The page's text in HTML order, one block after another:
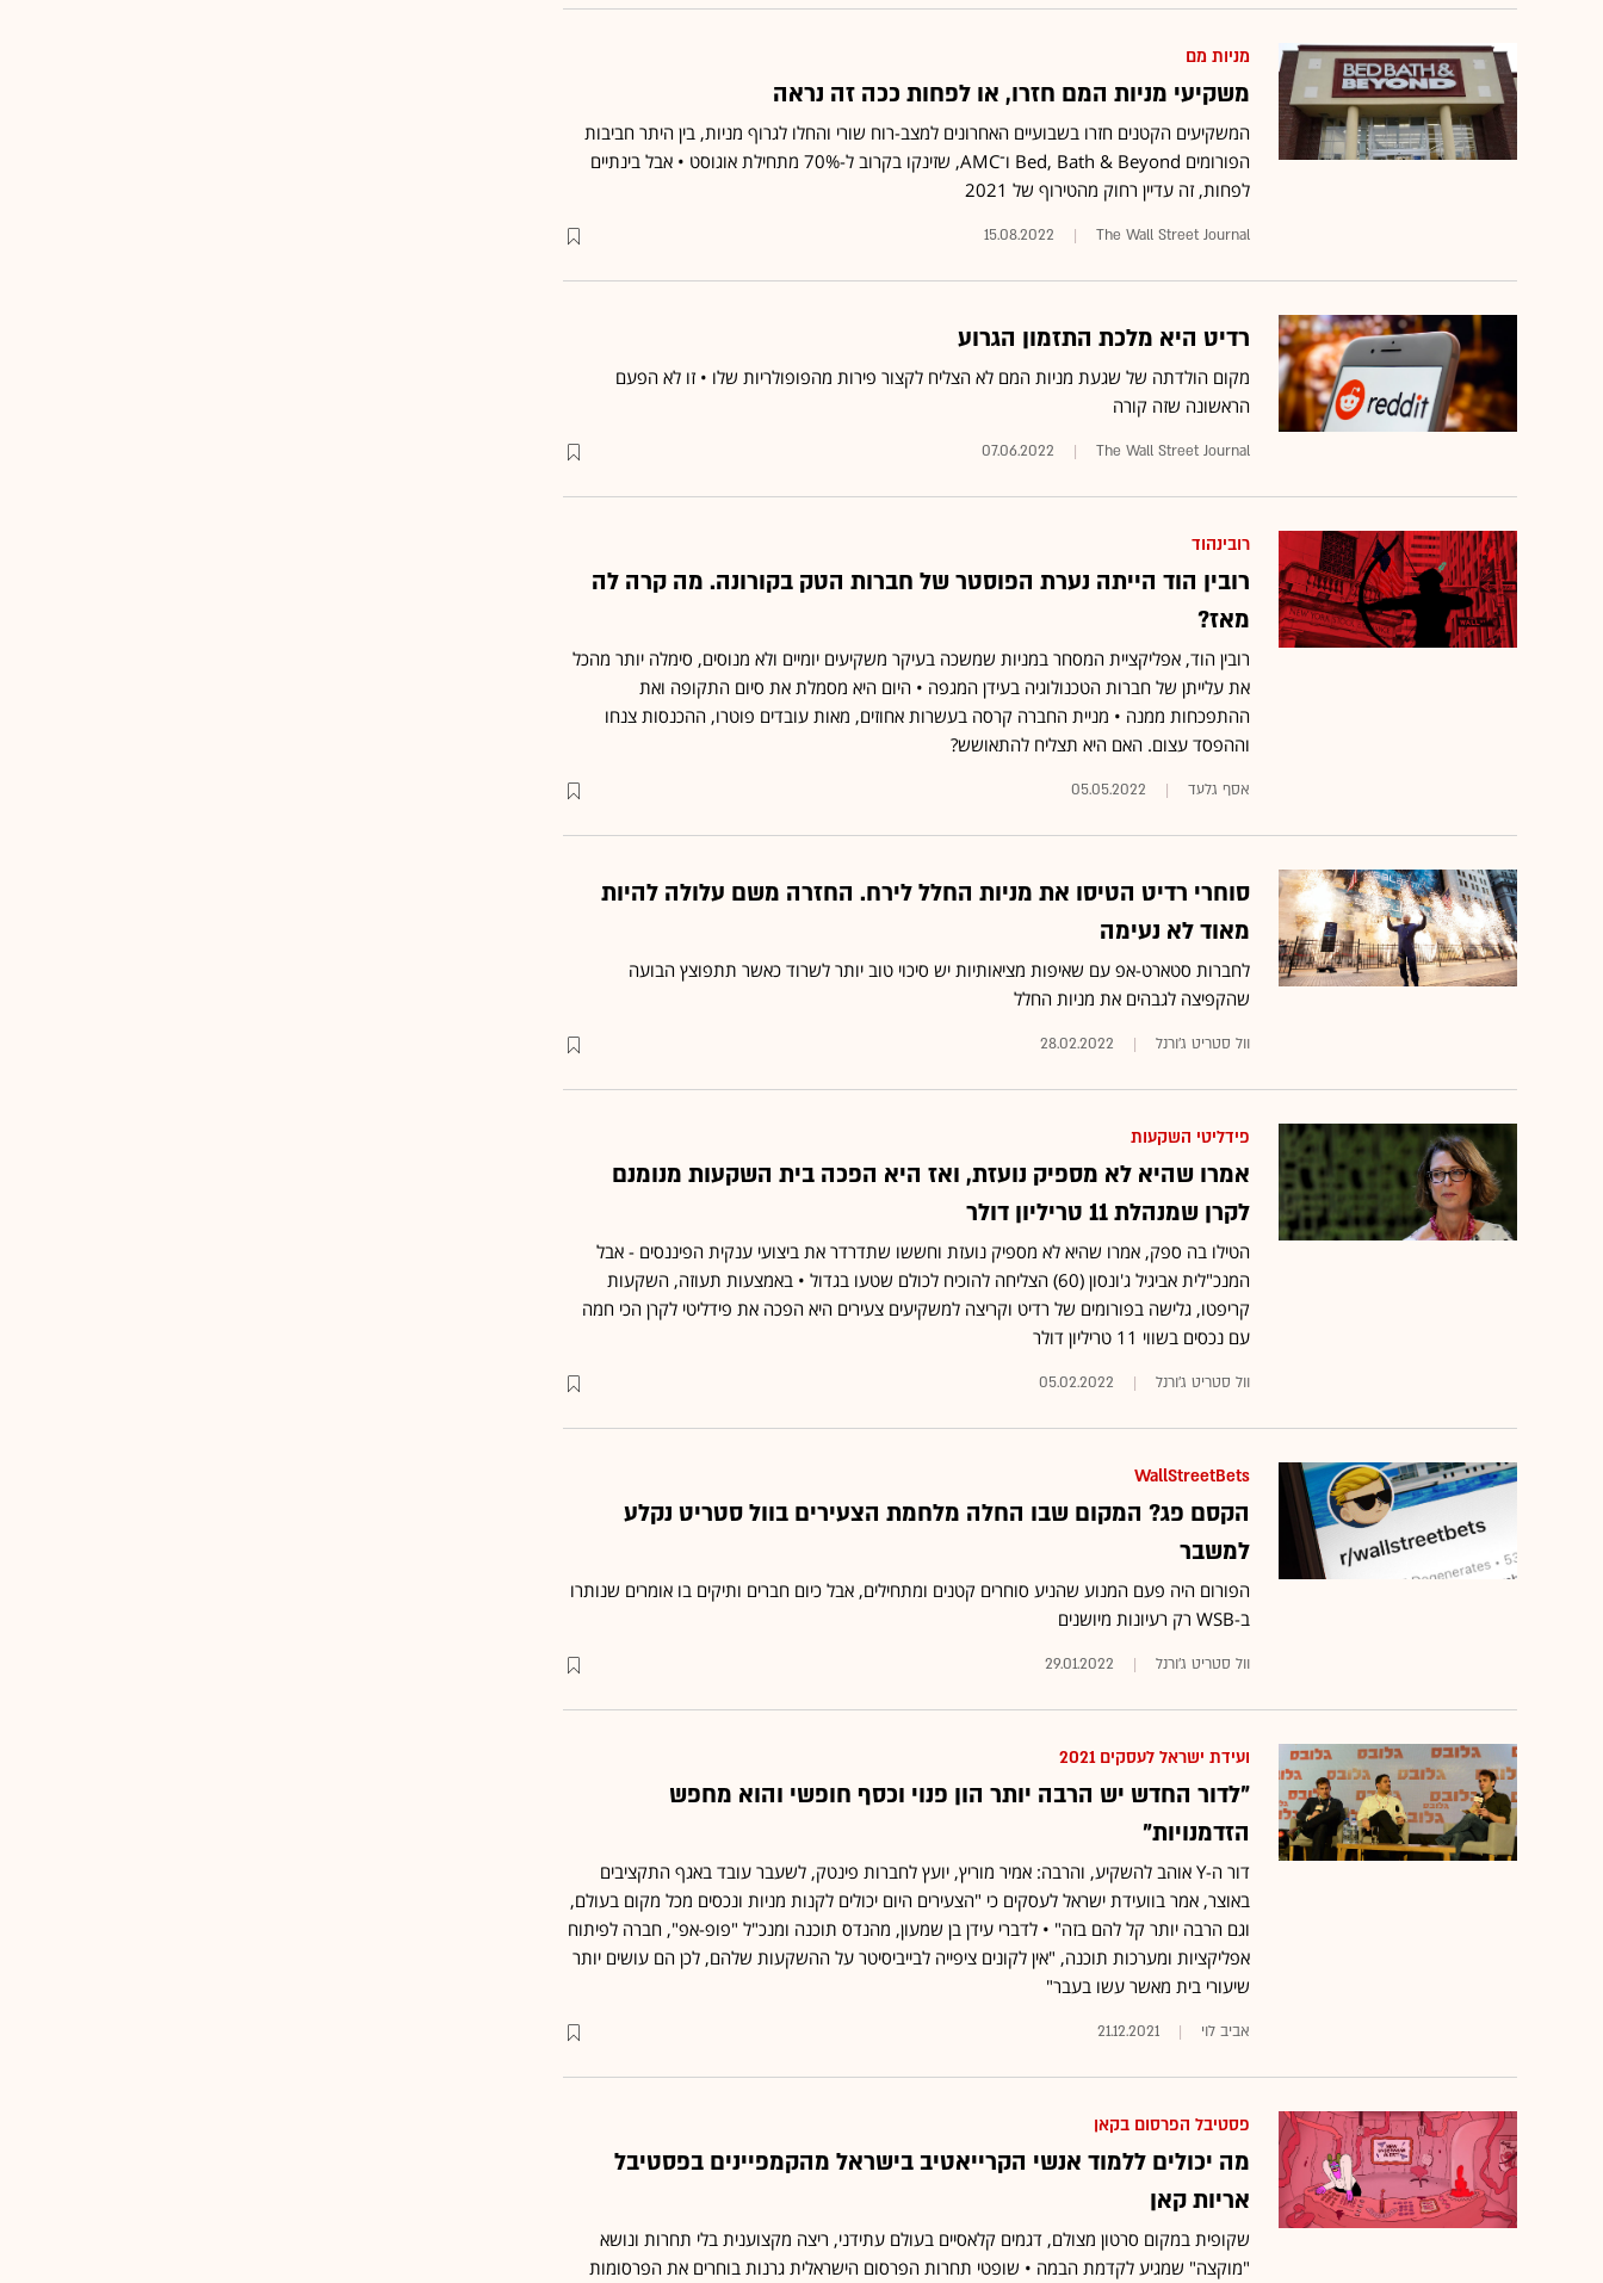
מניות מם
משקיעי מניות המם חזרו, או לפחות ככה זה נראה
המשקיעים הקטנים חזרו בשבועיים האחרונים למצב-רוח שורי והחלו לגרוף מניות, בין היתר חביבות
הפורומים Bed, Bath & Beyond ו־AMC, שזינקו בקרוב ל-70% מתחילת אוגוסט • אבל בינתיים
לפחות, זה עדיין רחוק מהטירוף של 2021
The Wall Street Journal
15.08.2022
רדיט היא מלכת התזמון הגרוע
מקום הולדתה של שגעת מניות המם לא הצליח לקצור פירות מהפופולריות שלו • זו לא הפעם
הראשונה שזה קורה
The Wall Street Journal
07.06.2022
רובינהוד
רובין הוד הייתה נערת הפוסטר של חברות הטק בקורונה. מה קרה לה
מאז?
רובין הוד, אפליקציית המסחר במניות שמשכה בעיקר משקיעים יומיים ולא מנוסים, סימלה יותר מהכל
את עלייתן של חברות הטכנולוגיה בעידן המגפה • היום היא מסמלת את סיום התקופה ואת
ההתפכחות ממנה • מניית החברה קרסה בעשרות אחוזים, מאות עובדים פוטרו, ההכנסות צנחו
וההפסד עצום. האם היא תצליח להתאושש?
אסף גלעד 05.05.2022
סוחרי רדיט הטיסו את מניות החלל לירח. החזרה משם עלולה להיות
מאוד לא נעימה
לחברות סטארט-אפ עם שאיפות מציאותיות יש סיכוי טוב יותר לשרוד כאשר תתפוצץ הבועה
שהקפיצה לגבהים את מניות החלל
וול סטריט ג'ורנל 28.02.2022
פידליטי השקעות
אמרו שהיא לא מספיק נועזת, ואז היא הפכה בית השקעות מנומנם
לקרן שמנהלת 11 טריליון דולר
הטילו בה ספק, אמרו שהיא לא מספיק נועזת וחששו שתדרדר את ביצועי ענקית הפיננסים - אבל
המנכ"לית אביגיל ג'ונסון (60) הצליחה להוכיח לכולם שטעו בגדול • באמצעות תעוזה, השקעות
קריפטו, גלישה בפורומים של רדיט וקריצה למשקיעים צעירים היא הפכה את פידליטי לקרן הכי חמה
עם נכסים בשווי 11 טריליון דולר
וול סטריט ג'ורנל 05.02.2022
WallStreetBets
הקסם פג? המקום שבו החלה מלחמת הצעירים בוול סטריט נקלע
למשבר
הפורום היה פעם המנוע שהניע סוחרים קטנים ומתחילים, אבל כיום חברים ותיקים בו אומרים שנותרו
ב-WSB רק רעיונות מיושנים
וול סטריט ג'ורנל 29.01.2022
ועידת ישראל לעסקים 2021
"לדור החדש יש הרבה יותר הון פנוי וכסף חופשי והוא מחפש
הזדמנויות"
דור ה-Y אוהב להשקיע, והרבה: אמיר מוריץ, יועץ לחברות פינטק, לשעבר עובד באגף התקציבים
באוצר, אמר בוועידת ישראל לעסקים כי "הצעירים היום יכולים לקנות מניות ונכסים מכל מקום בעולם,
וגם הרבה יותר קל להם בזה" • לדברי עידן בן שמעון, מהנדס תוכנה ומנכ"ל "פופ-אפ", חברה לפיתוח
אפליקציות ומערכות תוכנה, "אין לקונים ציפייה לבייביסיטר על ההשקעות שלהם, לכן הם עושים יותר
שיעורי בית מאשר עשו בעבר"
אביב לוי 21.12.2021
פסטיבל הפרסום בקאן
מה יכולים ללמוד אנשי הקרייאטיב בישראל מהקמפיינים בפסטיבל
אריות קאן
שקופית במקום סרטון מצולם, דגמים קלאסיים בעולם עתידני, ריצה מקצוענית בלי תחרות ונושא
"מוקצה" שמגיע לקדמת הבמה • שופטי תחרות הפרסום הישראלית גרנות בוחרים את הפרסומות